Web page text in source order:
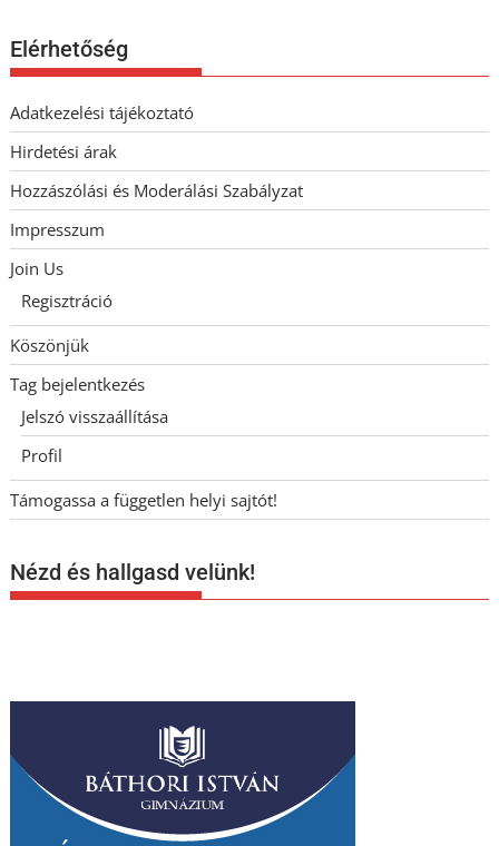
Elérhetőség
Adatkezelési tájékoztató
Hirdetési árak
Hozzászólási és Moderálási Szabályzat
Impresszum
Join Us
Regisztráció
Köszönjük
Tag bejelentkezés
Jelszó visszaállítása
Profil
Támogassa a független helyi sajtót!
Nézd és hallgasd velünk!